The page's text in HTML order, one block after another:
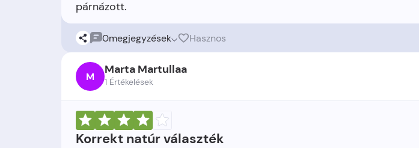
0megjegyzések Hasznos
M Marta Martullaa
1 Értékelések
Korrekt natúr választék